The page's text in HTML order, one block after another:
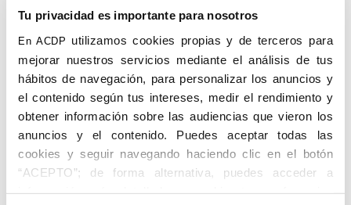
Tu privacidad es importante para nosotros
En ACDP utilizamos cookies propias y de terceros para
mejorar nuestros servicios mediante el análisis de tus
hábitos de navegación, para personalizar los anuncios y
el contenido según tus intereses, medir el rendimiento y
obtener información sobre las audiencias que vieron los
anuncios y el contenido. Puedes aceptar todas las
cookies y seguir navegando haciendo clic en el botón
“ACEPTO”; de forma alternativa, puedes acceder a
información más detallada y cambiar tus preferencias
Moya
Carbonell,
José
Autor
Centro de
adscripción
Fecha de
nacimiento
01/01/1919
Lugar de
Fecha de
defunción
Lugar de
defunción